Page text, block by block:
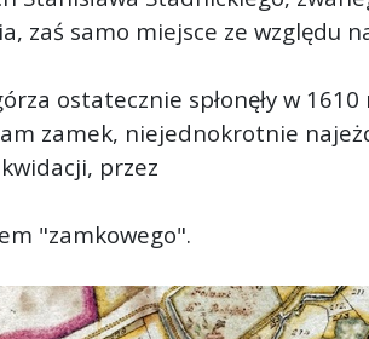
zaś samo miejsce ze względu
ostatecznie spłonęły w
zamek, niejednokrotnie
przez
"zamkowego".